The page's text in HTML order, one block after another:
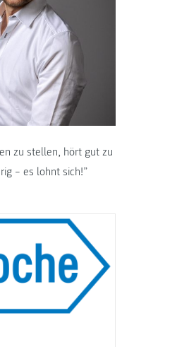
zu stellen, hört gut zu
– es lohnt sich!”